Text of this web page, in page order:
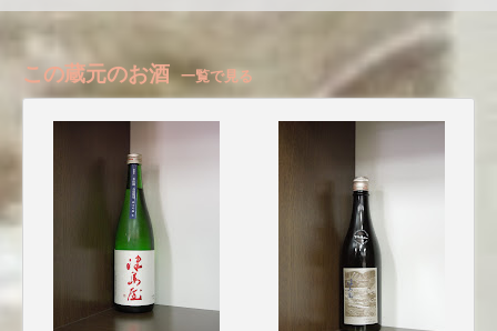
この蔵元のお酒 一覧で見る